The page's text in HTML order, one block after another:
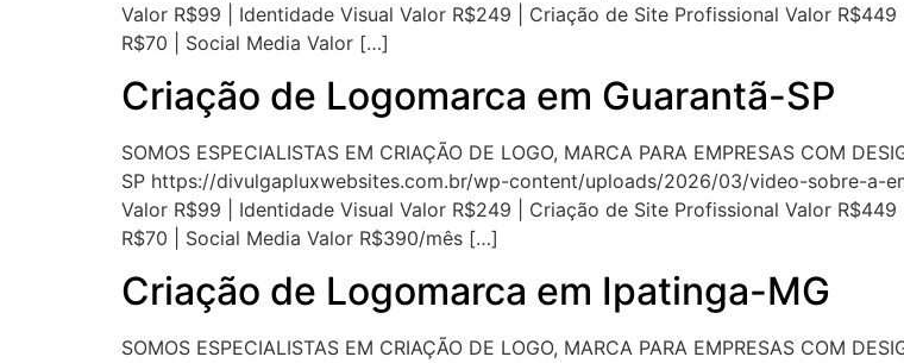
Valor R$99 | Identidade Visual Valor R$249 | Criação de Site Profissional Valor
R$70 | Social Media Valor […]
Criação de Logomarca em Guarantã-SP
SOMOS ESPECIALISTAS EM CRIAÇÃO DE LOGO, MARCA PARA EMPRESAS COM
SP https://divulgapluxwebsites.com.br/wp-content/uploads/2026/03/video-sobre-a-
Valor R$99 | Identidade Visual Valor R$249 | Criação de Site Profissional Valor
R$70 | Social Media Valor R$390/mês […]
Criação de Logomarca em Ipatinga-MG
SOMOS ESPECIALISTAS EM CRIAÇÃO DE LOGO, MARCA PARA EMPRESAS COM